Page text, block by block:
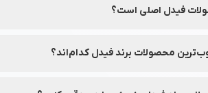
فیدل اصلی است؟
محصولات برند فیدل کدام‌اند؟